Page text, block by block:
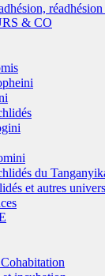
réadhésion
& CO
du
et autres univers